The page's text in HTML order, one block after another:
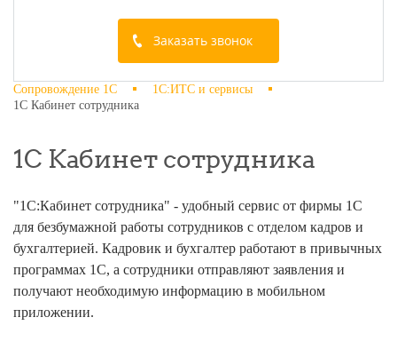
Заказать звонок
Сопровождение 1С
1С:ИТС и сервисы
1С Кабинет сотрудника
1С Кабинет сотрудника
"1С:Кабинет сотрудника" - удобный сервис от фирмы 1С
для безбумажной работы сотрудников с отделом кадров и
бухгалтерией. Кадровик и бухгалтер работают в привычных
программах 1С, а сотрудники отправляют заявления и
получают необходимую информацию в мобильном
приложении.